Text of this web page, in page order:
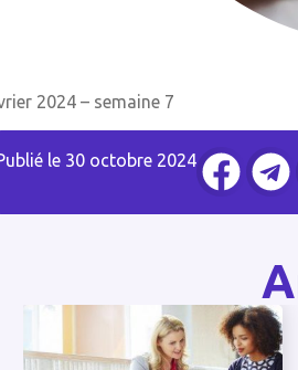
2024 – semaine 7
le 30 octobre 2024